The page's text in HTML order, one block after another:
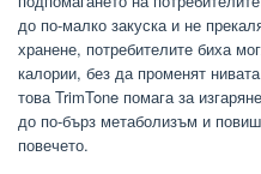
до по-малко закуска и не
хранене, потребителите биха
калории, без да променят
това TrimTone помага за
до по-бърз метаболизъм и
повечето.